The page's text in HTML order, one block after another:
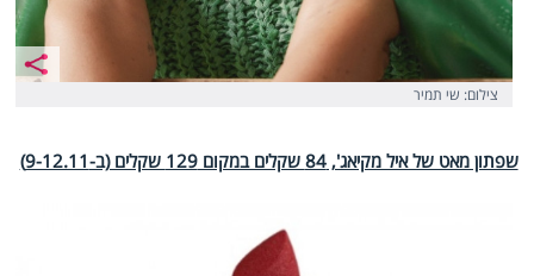
צילום: שי תמיר
שפתון מאט של איל מקיאג', 84 שקלים במקום 129 שקלים (ב-9-12.11)